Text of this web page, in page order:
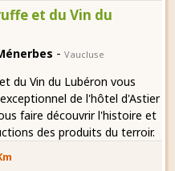
et du Vin du
- Vaucluse
du Vin du Lubéron vous
de l'hôtel d'Astier
faire découvrir l'histoire et
des produits du terroir.